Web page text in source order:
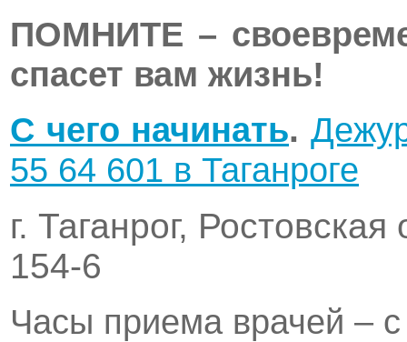
ПОМНИТЕ –
спасет вам жизнь!
C чего начинать.
55 64 601 в Таганроге
г. Таганрог,
154-6
Часы приема врачей –